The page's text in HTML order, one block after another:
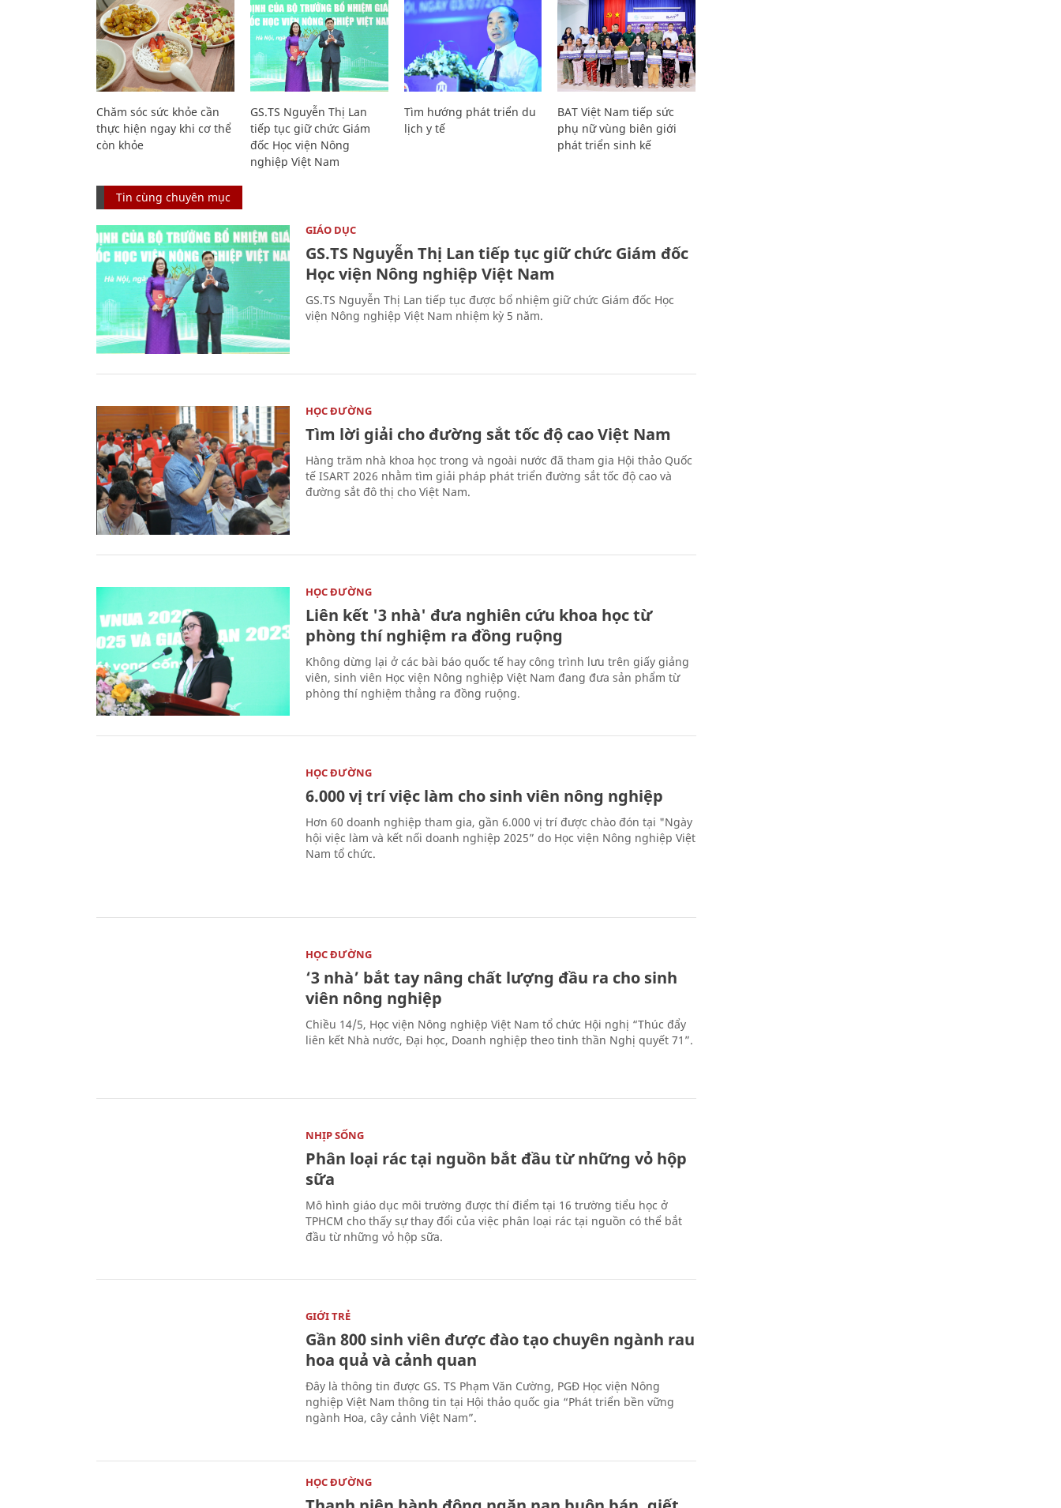
Chăm sóc sức khỏe cần
thực hiện ngay khi cơ thể
còn khỏe
GS.TS Nguyễn Thị Lan
tiếp tục giữ chức Giám
đốc Học viện Nông
nghiệp Việt Nam
Tìm hướng phát triển du
lịch y tế
BAT Việt Nam tiếp sức
phụ nữ vùng biên giới
phát triển sinh kế
Tin cùng chuyên mục
GIÁO DỤC
GS.TS Nguyễn Thị Lan tiếp tục giữ chức Giám đốc
Học viện Nông nghiệp Việt Nam
GS.TS Nguyễn Thị Lan tiếp tục được bổ nhiệm giữ chức Giám đốc Học
viện Nông nghiệp Việt Nam nhiệm kỳ 5 năm.
HỌC ĐƯỜNG
Tìm lời giải cho đường sắt tốc độ cao Việt Nam
Hàng trăm nhà khoa học trong và ngoài nước đã tham gia Hội thảo Quốc
tế ISART 2026 nhằm tìm giải pháp phát triển đường sắt tốc độ cao và
đường sắt đô thị cho Việt Nam.
HỌC ĐƯỜNG
Liên kết '3 nhà' đưa nghiên cứu khoa học từ
phòng thí nghiệm ra đồng ruộng
Không dừng lại ở các bài báo quốc tế hay công trình lưu trên giấy giảng
viên, sinh viên Học viện Nông nghiệp Việt Nam đang đưa sản phẩm từ
phòng thí nghiệm thẳng ra đồng ruộng.
HỌC ĐƯỜNG
6.000 vị trí việc làm cho sinh viên nông nghiệp
Hơn 60 doanh nghiệp tham gia, gần 6.000 vị trí được chào đón tại "Ngày
hội việc làm và kết nối doanh nghiệp 2025” do Học viện Nông nghiệp Việt
Nam tổ chức.
HỌC ĐƯỜNG
‘3 nhà’ bắt tay nâng chất lượng đầu ra cho sinh
viên nông nghiệp
Chiều 14/5, Học viện Nông nghiệp Việt Nam tổ chức Hội nghị “Thúc đẩy
liên kết Nhà nước, Đại học, Doanh nghiệp theo tinh thần Nghị quyết 71”.
NHỊP SỐNG
Phân loại rác tại nguồn bắt đầu từ những vỏ hộp
sữa
Mô hình giáo dục môi trường được thí điểm tại 16 trường tiểu học ở
TPHCM cho thấy sự thay đổi của việc phân loại rác tại nguồn có thể bắt
đầu từ những vỏ hộp sữa.
GIỚI TRẺ
Gần 800 sinh viên được đào tạo chuyên ngành rau
hoa quả và cảnh quan
Đây là thông tin được GS. TS Phạm Văn Cường, PGĐ Học viện Nông
nghiệp Việt Nam thông tin tại Hội thảo quốc gia “Phát triển bền vững
ngành Hoa, cây cảnh Việt Nam”.
HỌC ĐƯỜNG